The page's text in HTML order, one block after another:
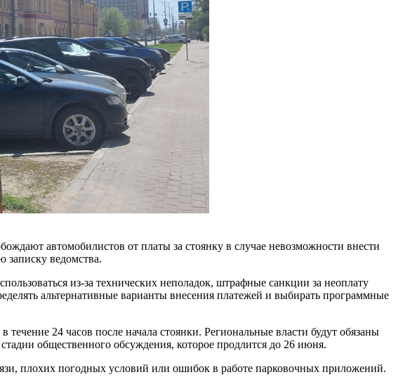
автомобилистов от платы за стоянку в случае невозможности внести
записку ведомства.
из-за технических неполадок, штрафные санкции за неоплату
альтернативные варианты внесения платежей и выбирать программные
24 часов после начала стоянки. Региональные власти будут обязаны
общественного обсуждения, которое продлится до 26 июня.
плохих погодных условий или ошибок в работе парковочных приложений.